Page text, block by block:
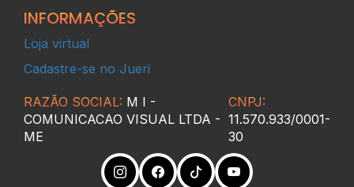
INFORMAÇÕES
Loja virtual
Cadastre-se no Jueri
RAZÃO SOCIAL: M I -
COMUNICACAO VISUAL LTDA -
ME
CNPJ:
11.570.933/0001-
30